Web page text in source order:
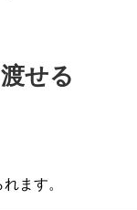
せる
ます。